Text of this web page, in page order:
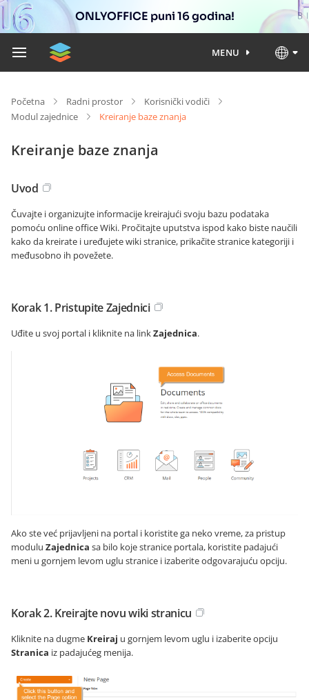
ONLYOFFICE puni 16 godina!
MENU
Početna Radni prostor
Korisnički vodiči
Modul zajednice
Kreiranje baze znanja
Kreiranje baze znanja
Uvod
Čuvajte i organizujte informacije kreirajući svoju bazu podataka
pomoću online office Wiki. Pročitajte uputstva ispod kako biste naučili
kako da kreirate i uređujete wiki stranice, prikačite stranice kategoriji i
međusobno ih povežete.
Korak 1. Pristupite Zajednici
Uđite u svoj portal i kliknite na linkZajednica.
Ako ste već prijavljeni na portal i koristite ga neko vreme, za pristup
modulu Zajednica sa bilo koje stranice portala, koristite padajući
meni u gornjem levom uglu stranice i izaberite odgovarajuću opciju.
Korak 2. Kreirajte novu wiki stranicu
Kliknite na dugme Kreiraj u gornjem levom uglu i izaberite opciju
Stranica iz padajućeg menija.